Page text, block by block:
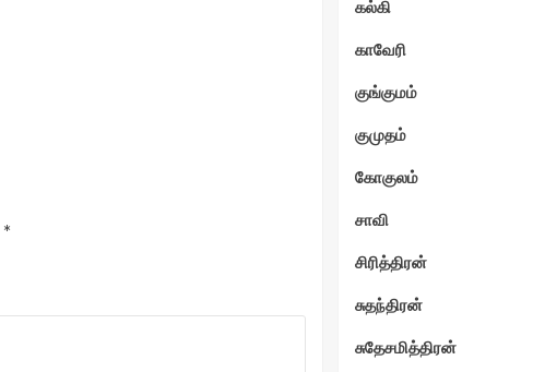
*
கல்கி
காவேரி
குங்குமம்
குமுதம்
கோகுலம்
சாவி
சிரித்திரன்
சுதந்திரன்
சுதேசமித்திரன்